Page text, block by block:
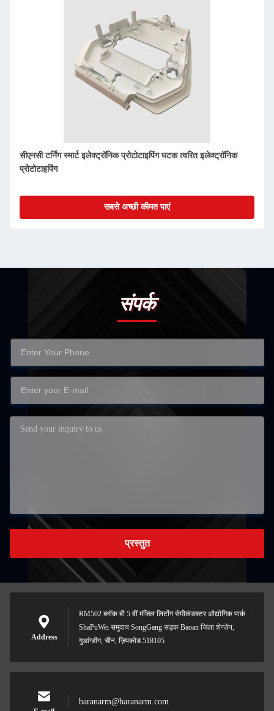
उद्योग के लिए स्मार्ट इलेक्ट्रॉनिक उत्पाद प्रोटोटाइप विकास सटीक सीएनसी
टर्निंग
सबसे अच्छी कीमत पाएं
संपर्क
प्रस्तुत
Address
RM502 ब्लॉक बी 5 वीं मंजिल लिटोंग सेमीकंडक्टर औद्योगिक पार्क
ShaPuWei समुदाय SongGang सड़क Baoan जिला शेन्ज़ेन,
गुआंग्डोंग, चीन, ज़िपकोड 518105
baranarm@baranarm.com